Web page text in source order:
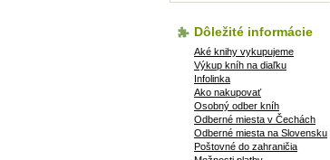
Dôležité informácie
Aké knihy vykupujeme
Výkup kníh na diaľku
Infolinka
Ako nakupovať
Osobný odber kníh
Odberné miesta v Čechách
Odberné miesta na Slovensku
Poštovné do zahraničia